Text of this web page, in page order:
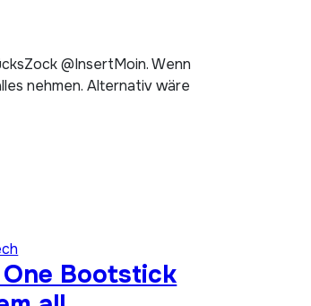
@InsertMoin. Wenn
nehmen. Alternativ wäre
Bootstick